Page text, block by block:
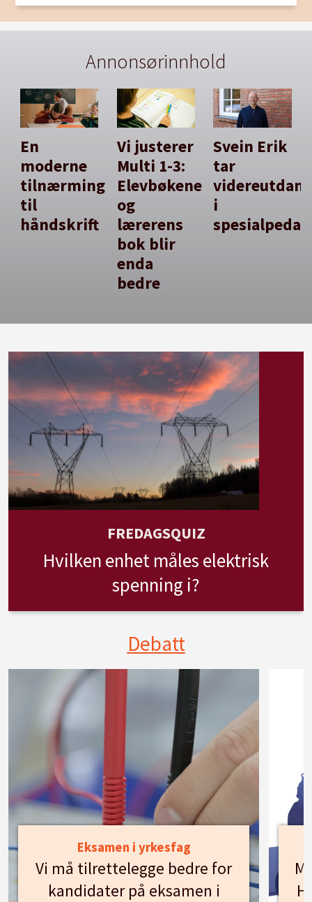
Annonsørinnhold
En
moderne
tilnærming
til
håndskrift
Vi justerer
Multi 1-3:
Elevbøkene
og
lærerens
bok blir
enda
bedre
Svein Erik
tar
i
FREDAGSQUIZ
Hvilken enhet måles elektrisk
spenning i?
Debatt
Eksamen i yrkesfag
Vi må tilrettelegge bedre for
kandidater på eksamen i